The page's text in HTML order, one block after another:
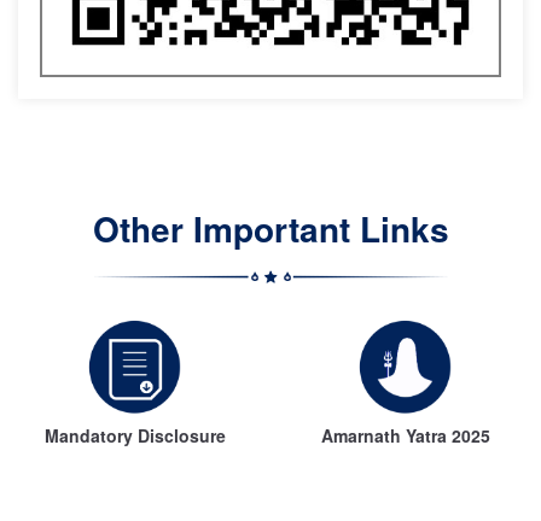
Other Important Links
Mandatory Disclosure Amarnath Yatra 2025